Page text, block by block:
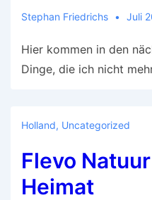
Stephan Friedrichs Juli
Hier kommen in den
Dinge, die ich nicht
Holland, Uncategorized
Flevo
Heimat